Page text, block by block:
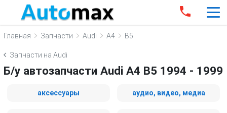
Главная Запчасти Audi A4 B5
Запчасти на Audi
Б/у автозапчасти Audi A4 B5 1994 - 1999
аксессуары аудио, видео, медиа